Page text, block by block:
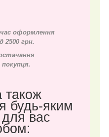
оформлення
2500 грн.
покупця.
також
будь-яким
вас